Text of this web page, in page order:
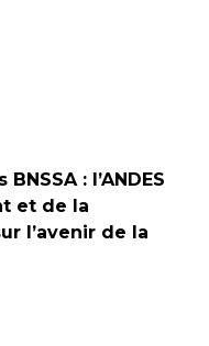
: l’ANDES
et de la
l’avenir de la